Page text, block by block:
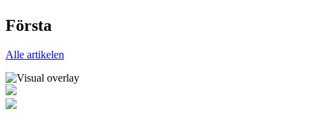
Första
Alle artikelen